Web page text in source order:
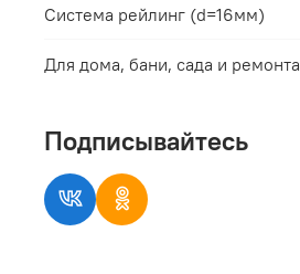
Система рейлинг (d=16мм)
Для дома, бани, сада и ремонта
Подписывайтесь